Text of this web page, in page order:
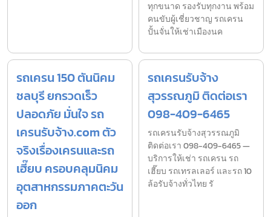
ทุกขนาด รองรับทุกงาน พร้อม
คนขับผู้เชี่ยวชาญ รถเครน
ปั้นจั่นให้เช่าเมืองนค
รถเครน 150 ตันนิคม
ชลบุรี ยกรวดเร็ว
ปลอดภัย มั่นใจ รถ
เครนรับจ้าง.com ตัว
จริงเรื่องเครนและรถ
เฮี๊ยบ ครอบคลุมนิคม
อุตสาหกรรมภาคตะวัน
ออก
รถเครนรับจ้าง
สุวรรณภูมิ ติดต่อเรา
098-409-6465
รถเครนรับจ้างสุวรรณภูมิ
ติดต่อเรา 098-409-6465 —
บริการให้เช่า รถเครน รถ
เฮี๊ยบ รถเทรลเลอร์ และรถ 10
ล้อรับจ้างทั่วไทย รั